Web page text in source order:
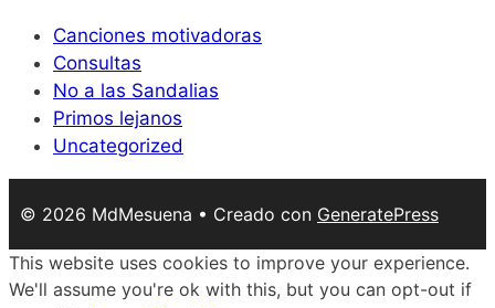
Canciones motivadoras
Consultas
No a las Sandalias
Primos lejanos
Uncategorized
© 2026 MdMesuena • Creado con GeneratePress
This website uses cookies to improve your experience.
We'll assume you're ok with this, but you can opt-out if